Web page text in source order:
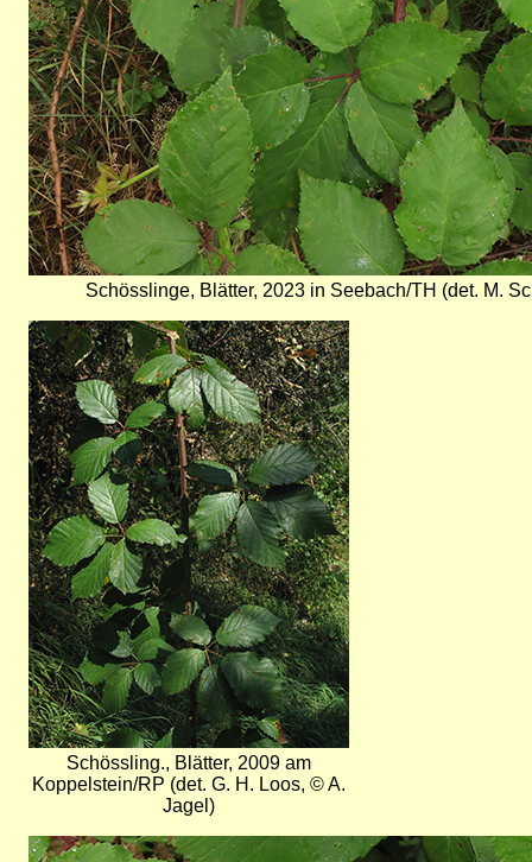
Schösslinge, Blätter, 2023 in Seebach/TH (det. M.
Bild
Schössling., Blätter, 2009 am
Koppelstein/RP (det. G. H. Loos, © A.
Jagel)
Bild